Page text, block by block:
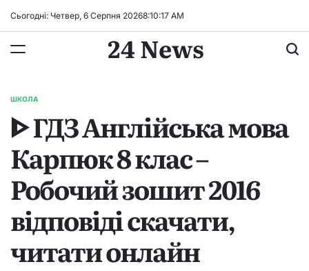
Сьогодні: Четвер, 6 Серпня 20268:10:17 AM
24 News
ОПУБЛІКУВАТИ
ШКОЛА
ᐈ ГДЗ Англійська мова
Карпюк 8 клас –
Робочий зошит 2016
відповіді скачати,
читати онлайн